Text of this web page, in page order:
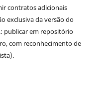
contratos adicionais
exclusiva da versão do
publicar em repositório
com reconhecimento de